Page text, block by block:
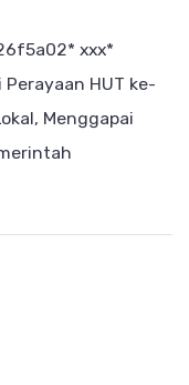
ххх*
HUT ke-
Menggapai